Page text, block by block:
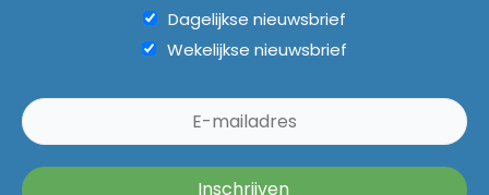
Dagelijkse nieuwsbrief
Wekelijkse nieuwsbrief